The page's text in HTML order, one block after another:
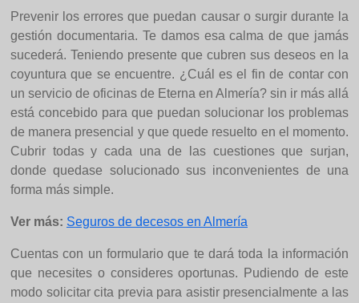
Prevenir los errores que puedan causar o surgir durante la
gestión documentaria. Te damos esa calma de que jamás
sucederá. Teniendo presente que cubren sus deseos en la
coyuntura que se encuentre. ¿Cuál es el fin de contar con
un servicio de oficinas de Eterna en Almería? sin ir más allá
está concebido para que puedan solucionar los problemas
de manera presencial y que quede resuelto en el momento.
Cubrir todas y cada una de las cuestiones que surjan,
donde quedase solucionado sus inconvenientes de una
forma más simple.
Ver más: Seguros de decesos en Almería
Cuentas con un formulario que te dará toda la información
que necesites o consideres oportunas. Pudiendo de este
modo solicitar cita previa para asistir presencialmente a las